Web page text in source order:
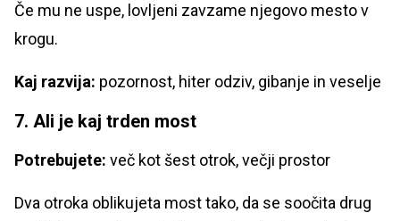
Če mu ne uspe, lovljeni zavzame njegovo mesto v
krogu.
Kaj razvija: pozornost, hiter odziv, gibanje in veselje
7. Ali je kaj trden most
Potrebujete: več kot šest otrok, večji prostor
Dva otroka oblikujeta most tako, da se soočita drug